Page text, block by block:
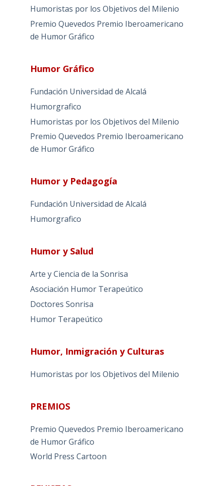
Humoristas por los Objetivos del Milenio
Premio Quevedos Premio Iberoamericano
de Humor Gráfico
Humor Gráfico
Fundación Universidad de Alcalá
Humorgrafico
Humoristas por los Objetivos del Milenio
Premio Quevedos Premio Iberoamericano
de Humor Gráfico
Humor y Pedagogía
Fundación Universidad de Alcalá
Humorgrafico
Humor y Salud
Arte y Ciencia de la Sonrisa
Asociación Humor Terapeútico
Doctores Sonrisa
Humor Terapeútico
Humor, Inmigración y Culturas
Humoristas por los Objetivos del Milenio
PREMIOS
Premio Quevedos Premio Iberoamericano
de Humor Gráfico
World Press Cartoon